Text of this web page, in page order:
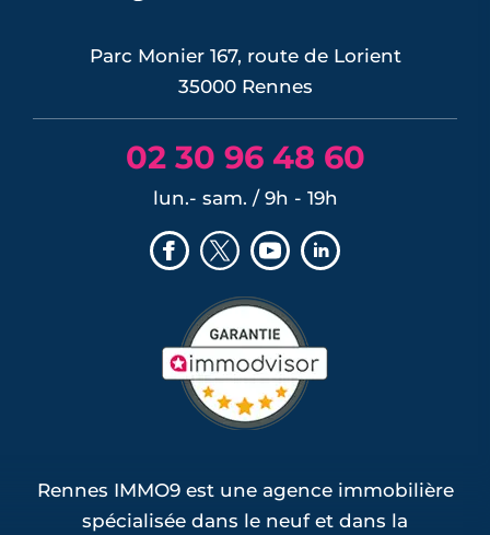
Parc Monier 167, route de Lorient
35000 Rennes
02 30 96 48 60
lun.- sam. / 9h - 19h
Rennes IMMO9 est une agence immobilière
spécialisée dans le neuf et dans la